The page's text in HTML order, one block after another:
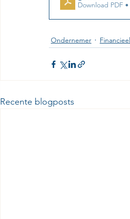
Download PDF •
Ondernemer Financieel
Recente blogposts